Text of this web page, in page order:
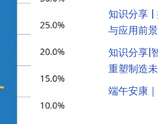
知识分享 |
与应用前景
知识分享|
重塑制造
端午安康